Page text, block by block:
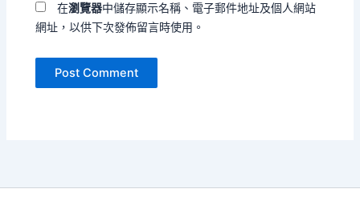
在瀏覽器中儲存顯示名稱、電子郵件地址及個人網站
網址，以供下次發佈留言時使用。